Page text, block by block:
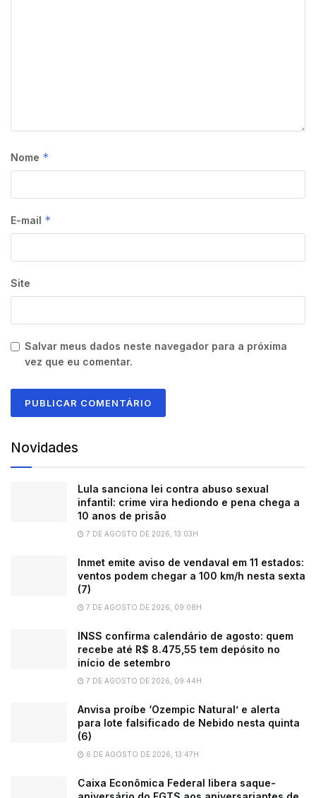
Nome *
E-mail *
Site
Salvar meus dados neste navegador para a próxima
vez que eu comentar.
Novidades
Lula sanciona lei contra abuso sexual
infantil: crime vira hediondo e pena chega a
10 anos de prisão
7 DE AGOSTO DE 2026, 13:03H
Inmet emite aviso de vendaval em 11 estados:
ventos podem chegar a 100 km/h nesta sexta
(7)
7 DE AGOSTO DE 2026, 09:08H
INSS confirma calendário de agosto: quem
recebe até R$ 8.475,55 tem depósito no
início de setembro
7 DE AGOSTO DE 2026, 09:44H
Anvisa proíbe ‘Ozempic Natural’ e alerta
para lote falsificado de Nebido nesta quinta
(6)
6 DE AGOSTO DE 2026, 13:47H
Caixa Econômica Federal libera saque-